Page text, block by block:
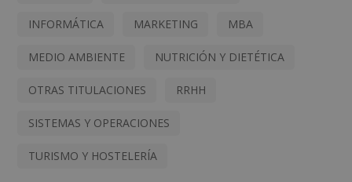
INFORMÁTICA MARKETING MBA
MEDIO AMBIENTE NUTRICIÓN Y DIETÉTICA
OTRAS TITULACIONES RRHH
SISTEMAS Y OPERACIONES
TURISMO Y HOSTELERÍA